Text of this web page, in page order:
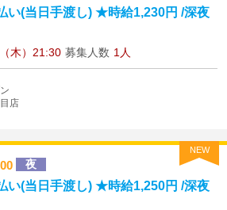
い(当日手渡し) ★時給1,230円 /深夜
木）21:30 募集人数 1人
店
NEW
夜
い(当日手渡し) ★時給1,250円 /深夜